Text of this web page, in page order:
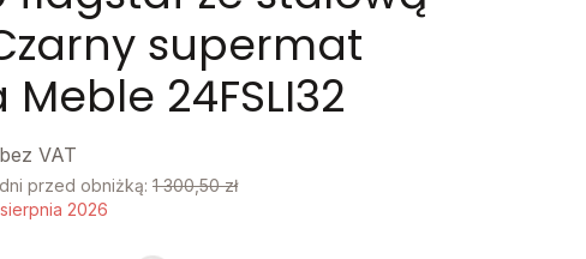
supermat
24FSLI32
bez VAT
przed obniżką: 1 300,50 zł
2026